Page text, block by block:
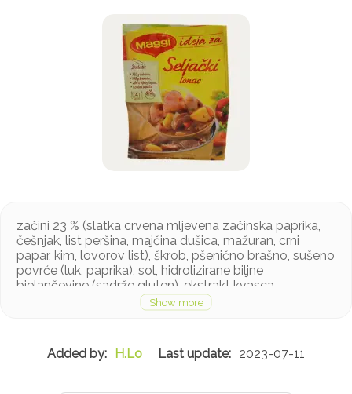
začini 23 % (slatka crvena mljevena začinska paprika,
češnjak, list peršina, majčina dušica, mažuran, crni
papar, kim, lovorov list), škrob, pšenično brašno, sušeno
povrće (luk, paprika), sol, hidrolizirane biljne
bjelančevine (sadrže gluten), ekstrakt kvasca,
maltodekstrin, očvrsnuta/ hidrogenizirana biljna mast,
arome (sadrže soju), šećer, kiselina: limunska kiselina
mlijeka, jaja, celera i gorušice
H.Lo 2023-07-11